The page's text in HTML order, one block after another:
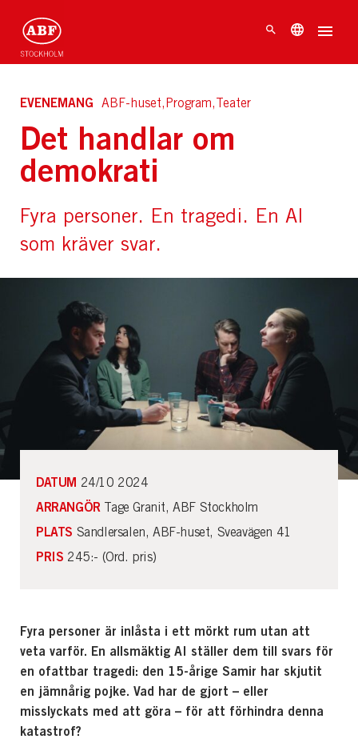
EVENEMANG ABF-huset,Program,Teater
Det handlar om
demokrati
Fyra personer. En tragedi. En AI
som kräver svar.
Fyra personer är inlåsta i ett mörkt rum utan att
veta varför. En allsmäktig AI ställer dem till svars för
en ofattbar tragedi: den 15-årige Samir har skjutit
en jämnårig pojke. Vad har de gjort – eller
misslyckats med att göra – för att förhindra denna
katastrof?
DATUM 24/10 2024
ARRANGÖRTage Granit, ABF Stockholm
PLATS Sandlersalen, ABF-huset, Sveavägen 41
PRIS 245:- (Ord. pris)